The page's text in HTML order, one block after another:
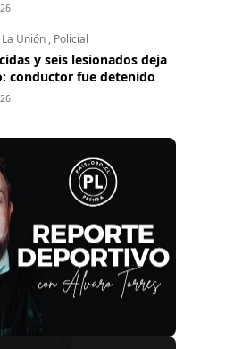
La Unión , Policial
y seis lesionados deja
conductor fue detenido